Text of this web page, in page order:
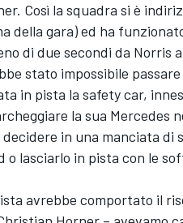
Così la squadra si è
della gara) ed ha
di due secondi da Norris
stato impossibile
in pista la safety car,
la sua Mercedes
in una manciata di
o lasciarlo in pista con le
avrebbe comportato il